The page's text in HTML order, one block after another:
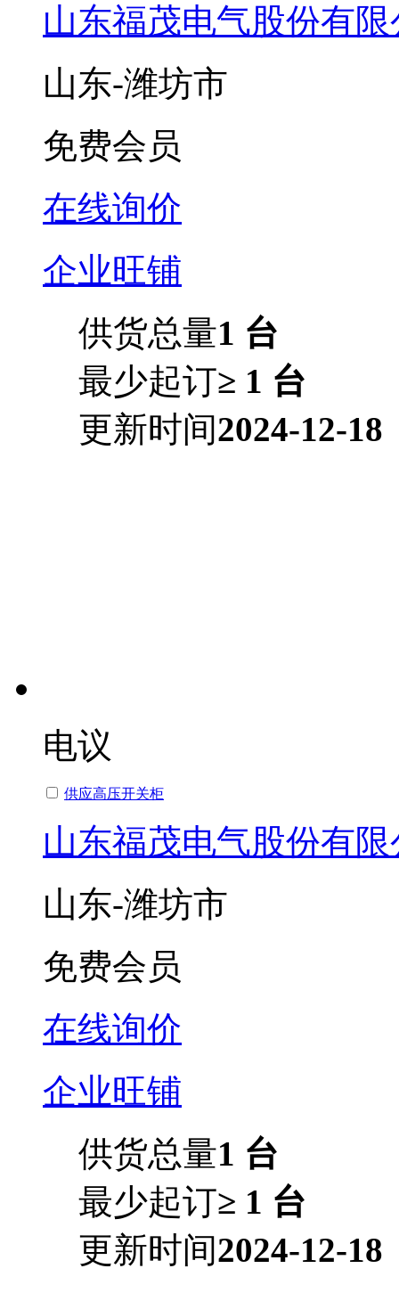
山东福茂电气股份有
山东-潍坊市
免费会员
在线询价
企业旺铺
供货总量1 台
最少起订≥ 1 台
更新时间2024-12-18
电议
供应高压开关柜
山东福茂电气股份有
山东-潍坊市
免费会员
在线询价
企业旺铺
供货总量1 台
最少起订≥ 1 台
更新时间2024-12-18